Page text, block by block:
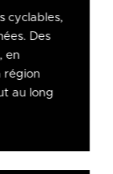
cyclables,
Des
en
région
au long